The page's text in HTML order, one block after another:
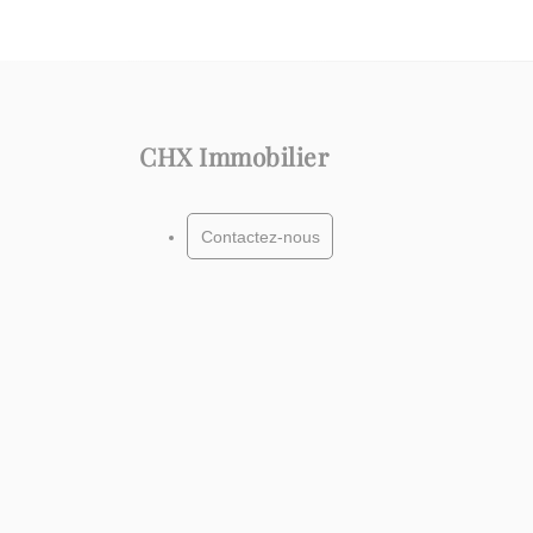
CHX Immobilier
Contactez-nous